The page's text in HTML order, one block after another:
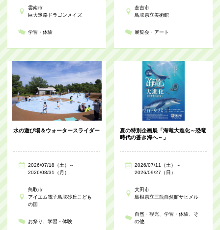
雲南市
巨大迷路ドラゴンメイズ
学習・体験
倉吉市
鳥取県立美術館
展覧会・アート
水の遊び場＆ウォータースライダー
2026/07/18（土）～
2026/08/31（月）
鳥取市
アイエム電子鳥取砂丘こども
の国
お祭り 学習・体験
夏の特別企画展「海竜大進化～恐竜
時代の蒼き海へ～」
2026/07/11（土）～
2026/09/27（日）
大田市
島根県立三瓶自然館サヒメル
自然・観光 学習・体験
そ
の他